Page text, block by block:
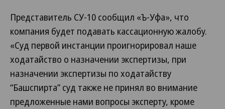
Представитель СУ-10 сообщил «Ъ-Уфа», что
компания будет подавать кассационную жалобу.
«Суд первой инстанции проигнорировал наше
ходатайство о назначении экспертизы, при
назначении экспертизы по ходатайству
“Башспирта” суд также не принял во внимание
предложенные нами вопросы эксперту, кроме